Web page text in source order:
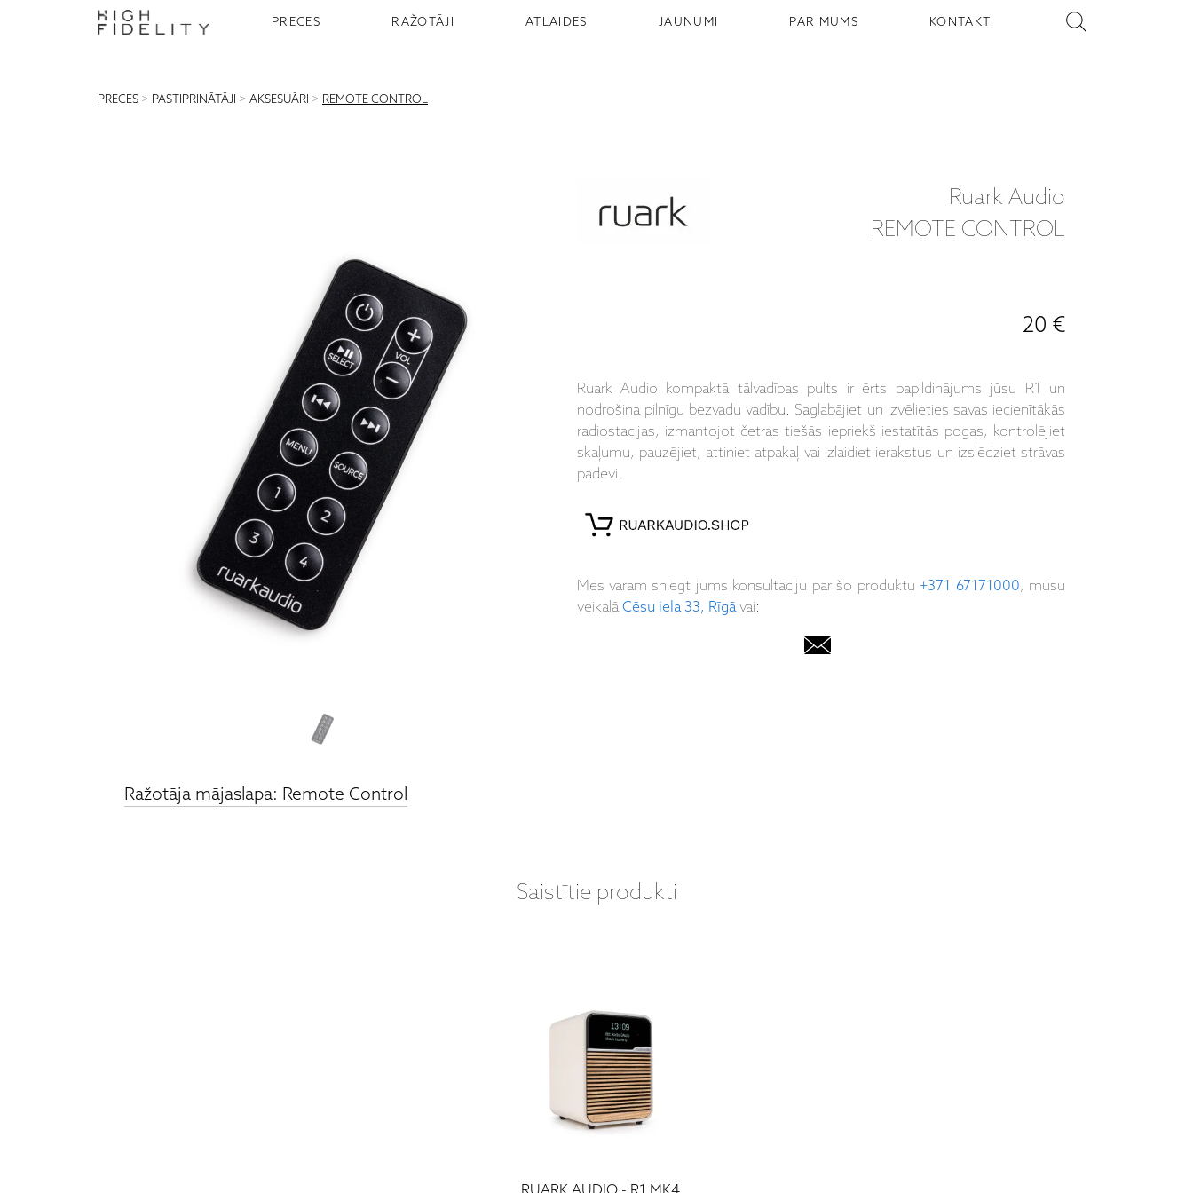
PRECES RAŽOTĀJI ATLAIDES JAUNUMI PAR MUMS KONTAKTI
PRECES > PASTIPRINĀTĀJI > AKSESUĀRI > REMOTE CONTROL
Ruark Audio
REMOTE CONTROL
20 €
Ruark Audio kompaktā tālvadības pults ir ērts papildinājums jūsu R1 un
nodrošina pilnīgu bezvadu vadību. Saglabājiet un izvēlieties savas iecienītākās
radiostacijas, izmantojot četras tiešās iepriekš iestatītās pogas, kontrolējiet
skaļumu, pauzējiet, attiniet atpakaļ vai izlaidiet ierakstus un izslēdziet strāvas
padevi.
Mēs varam sniegt jums konsultāciju par šo produktu+371 67171000, mūsu
veikalāCēsu iela 33, Rīgāvai:
Ražotāja mājaslapa: Remote Control
Saistītie produkti